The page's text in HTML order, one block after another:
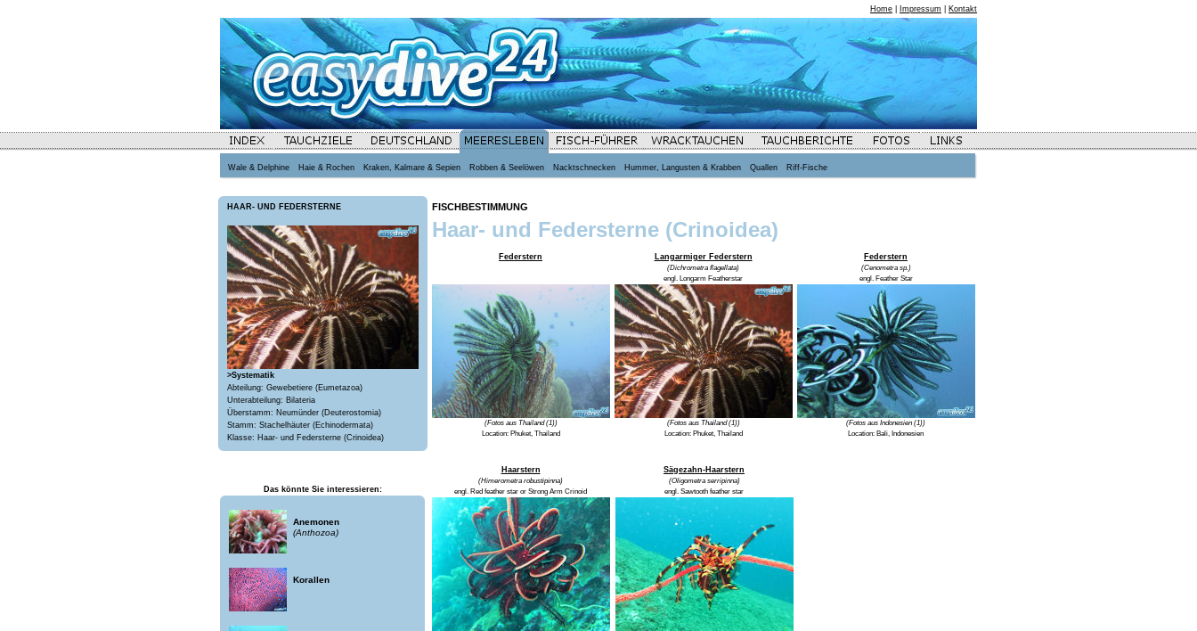
Home Impressum Kontakt
Wale & Delphine Haie & Rochen Kraken, Kalmare & Sepien Robben & Seelöwen Nacktschnecken Hummer, Langusten & Krabben Quallen Riff-Fische
HAAR- UND FEDERSTERNE
>Systematik
Abteilung: Gewebetiere (Eumetazoa)
Unterabteilung: Bilateria
Überstamm: Neumünder (Deuterostomia)
Stamm: Stachelhäuter (Echinodermata)
Klasse: Haar- und Federsterne (Crinoidea)
Das könnte Sie interessieren:
Anemonen
(Anthozoa)
Korallen
FISCHBESTIMMUNG
Haar- und Federsterne (Crinoidea)
Federstern
(Fotos aus Thailand (1))
Location: Phuket, Thailand
Langarmiger Federstern
(Dichrometra flagellata)
engl. Longarm Featherstar
(Fotos aus Thailand (1))
Location: Phuket, Thailand
Federstern
(Cenometra sp.)
engl. Feather Star
(Fotos aus Indonesien (1))
Location: Bali, Indonesien
Haarstern
(Himerometra robustipinna)
engl. Red feather star or Strong Arm Crinoid
Sägezahn-Haarstern
(Oligometra serripinna)
engl. Sawtooth feather star